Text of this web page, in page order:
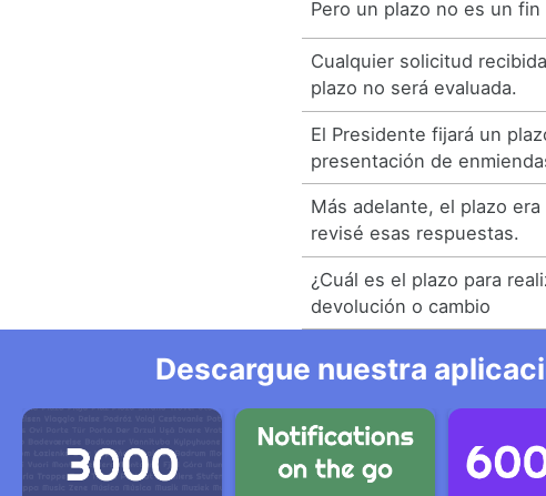
Pero un plazo no es un fin
Cualquier solicitud
plazo no será evaluada.
El Presidente fijará un
presentación de
Más adelante, el plazo
revisé esas respuestas.
¿Cuál es el plazo para
devolución o cambio
Descargue nuestra